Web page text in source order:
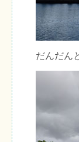
だんだん